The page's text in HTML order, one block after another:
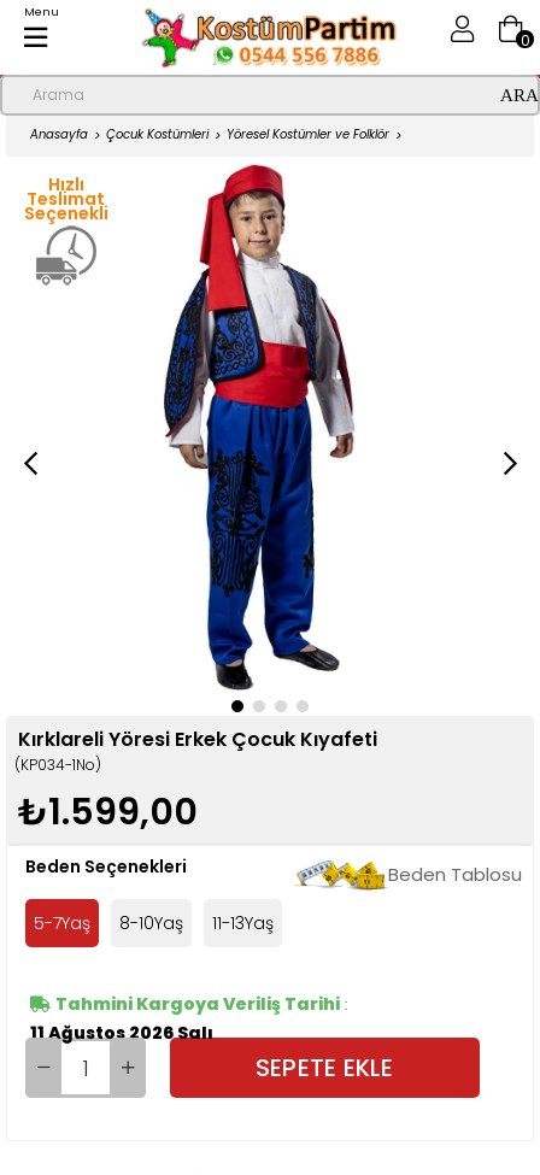
0
Menu
Anasayfa Çocuk Kostümleri Yöresel Kostümler ve Folklör
Kırklareli Yöresi Erkek Çocuk Kıyafeti
Hızlı
Teslimat
Seçenekli
Kırklareli Yöresi Erkek Çocuk Kıyafeti
(KP034-1No)
Beden Tablosu
₺1.599,00
Beden Seçenekleri
5-7Yaş 8-10Yaş 11-13Yaş
Tahmini Kargoya Veriliş Tarihi :
11 Ağustos 2026 Salı